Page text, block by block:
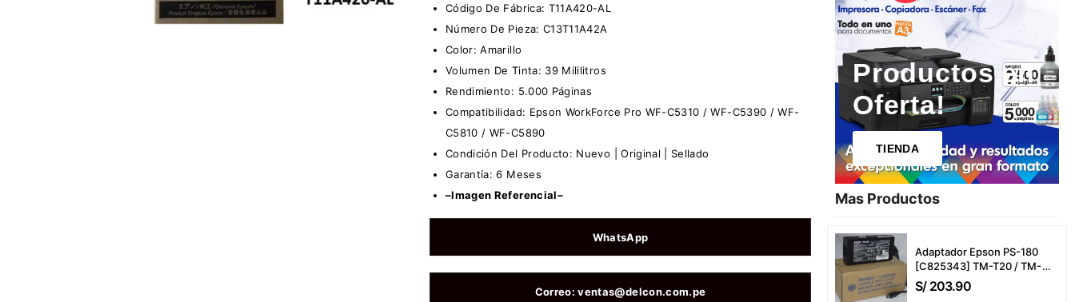
Productos en
Oferta!
TIENDA
Mas Productos​
Adaptador Epson PS-180
[C825343] TM-T20 / TM-
T20Iii / TM-T20Iiil / TM-P20
/ TM-P20-551 / TMU-220 /
S/203.90
Código De Fábrica: T11A420-AL
Número De Pieza: C13T11A42A
Color: Amarillo
Volumen De Tinta: 39 Mililitros
Rendimiento: 5.000 Páginas
Compatibilidad: Epson WorkForce Pro WF-C5310 / WF-C5390 / WF-
C5810 / WF-C5890
Condición Del Producto: Nuevo | Original | Sellado
Garantía: 6 Meses
–Imagen Referencial–
WhatsApp
Correo: ventas@delcon.com.pe